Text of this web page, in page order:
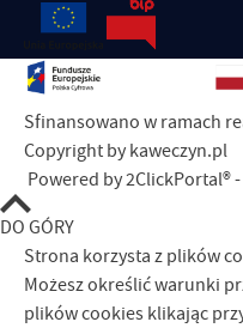
Sfinansowano w ramach
Copyright by kaweczyn.pl
Powered by2ClickPortal®
DO GÓRY
Strona korzysta z plików
Możesz określić warunki
plików cookies klikając